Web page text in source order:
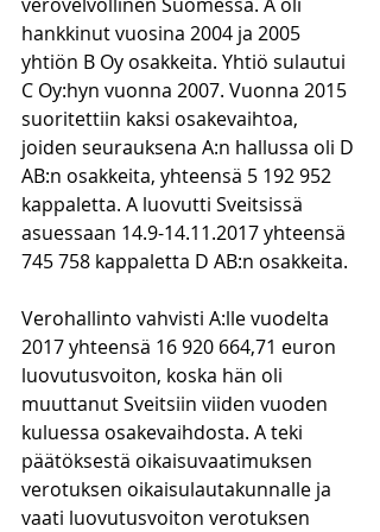
hankkinut vuosina 2004 ja 2005
yhtiön B Oy osakkeita. Yhtiö sulautui
C Oy:hyn vuonna 2007. Vuonna 2015
suoritettiin kaksi osakevaihtoa,
joiden seurauksena A:n hallussa oli D
AB:n osakkeita, yhteensä 5 192 952
kappaletta. A luovutti Sveitsissä
asuessaan 14.9-14.11.2017 yhteensä
745 758 kappaletta D AB:n osakkeita.
Verohallinto vahvisti A:lle vuodelta
2017 yhteensä 16 920 664,71 euron
luovutusvoiton, koska hän oli
muuttanut Sveitsiin viiden vuoden
kuluessa osakevaihdosta. A teki
päätöksestä oikaisuvaatimuksen
verotuksen oikaisulautakunnalle ja
vaati luovutusvoiton verotuksen